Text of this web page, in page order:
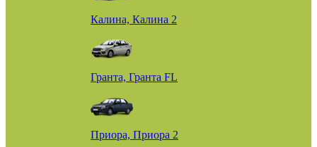
Калина, Калина 2
Гранта, Гранта FL
Приора, Приора 2